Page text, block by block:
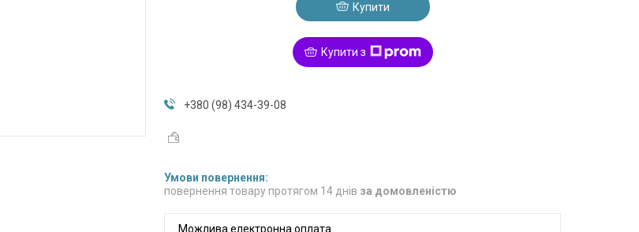
Купити
Купити з
+380 (98) 434-39-08
повернення товару протягом 14 днів за домовленістю